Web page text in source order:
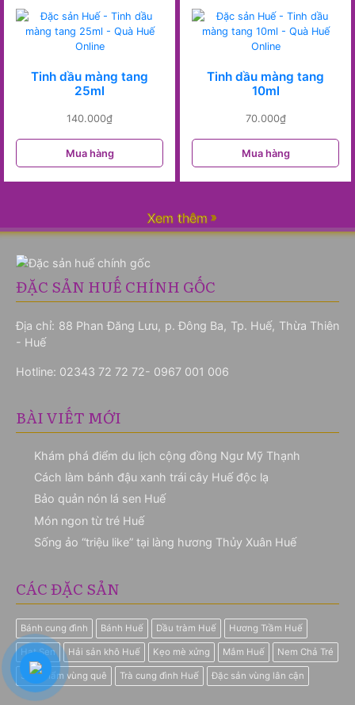
Tinh dầu màng tang
25ml
140.000₫
Mua hàng
Tinh dầu màng tang
10ml
70.000₫
Mua hàng
Xem thêm
ĐẶC SẢN HUẾ CHÍNH GỐC
Địa chỉ: 88 Phan Đăng Lưu, p. Đông Ba, Tp. Huế, Thừa Thiên
- Huế
Hotline: 02343 72 72 72- 0967 001 006
BÀI VIẾT MỚI
Khám phá điểm du lịch cộng đồng Ngư Mỹ Thạnh
Cách làm bánh đậu xanh trái cây Huế độc lạ
Bảo quản nón lá sen Huế
Món ngon từ tré Huế
Sống ảo “triệu like” tại làng hương Thủy Xuân Huế
CÁC ĐẶC SẢN
Bánh cung đình Bánh Huế Dầu tràm Huế Hương Trầm Huế
Hạt Sen Hải sản khô Huế Kẹo mè xửng Mắm Huế Nem Chả Tré
Sản phẩm vùng quê Trà cung đình Huế Đặc sản vùng lân cận